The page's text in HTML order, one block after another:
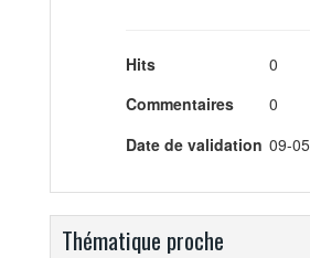
Hits
0
Commentaires
0
Date de validation 09-
Thématique proche